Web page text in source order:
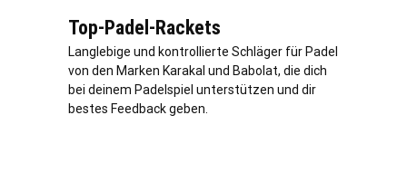
Top-Padel-Rackets
Langlebige und kontrollierte Schläger für Padel
von den Marken Karakal und Babolat, die dich
bei deinem Padelspiel unterstützen und dir
bestes Feedback geben.